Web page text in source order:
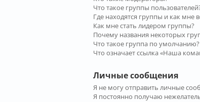
Что такое группы
Где находятся группы и как мне
Как мне стать лидером группы?
Почему названия некоторых
Что такое группа по умолчанию?
Что означает ссылка «Наша
Личные сообщения
Я не могу отправить личные
Я постоянно получаю